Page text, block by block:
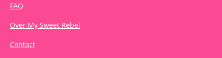
FAQ
Over My Sweet Rebel
Contact